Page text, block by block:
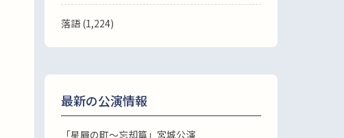
落語(1,224)
最新の公演情報
「星屑の町～忘却篇」宮城公演